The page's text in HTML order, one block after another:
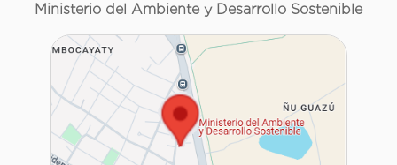
Ministerio del Ambiente y Desarrollo Sostenible